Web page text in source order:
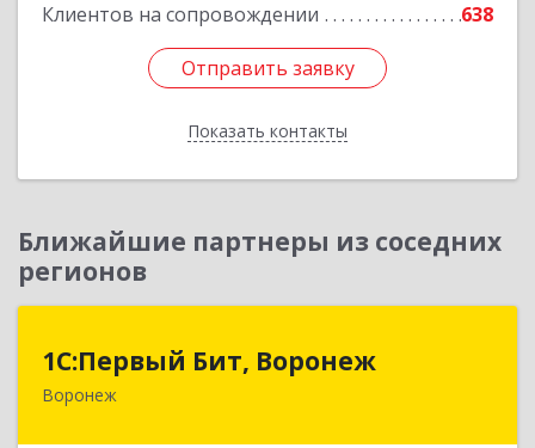
Клиентов на сопровождении 638
Отправить заявку
Показать контакты
Отправить заявку
Назад
Ближайшие партнеры из соседних
регионов
1С:Первый Бит, Воронеж
Воронеж
1С:Первый Бит, Воронеж
394006, Воронежская обл, Воронеж г, 20-летия